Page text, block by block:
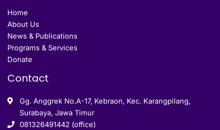
Home
About Us
News & Publications
Programs & Services
Donate
Contact
Gg. Anggrek No.A-17, Kebraon, Kec. Karangpilang,
Surabaya, Jawa Timur
081326491442 (office)